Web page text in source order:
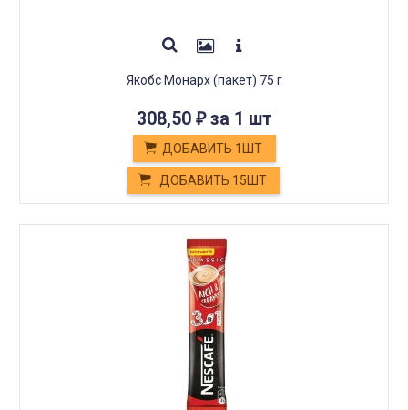
Якобс Монарх (пакет) 75 г
308,50 ₽за 1 шт
ДОБАВИТЬ 1ШТ
ДОБАВИТЬ 15ШТ